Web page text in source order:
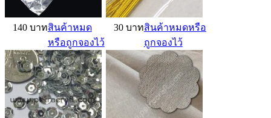
140 บาทสินค้าหมด
หรือถูกจองไว้
30 บาทสินค้าหมดหรือ
ถูกจองไว้